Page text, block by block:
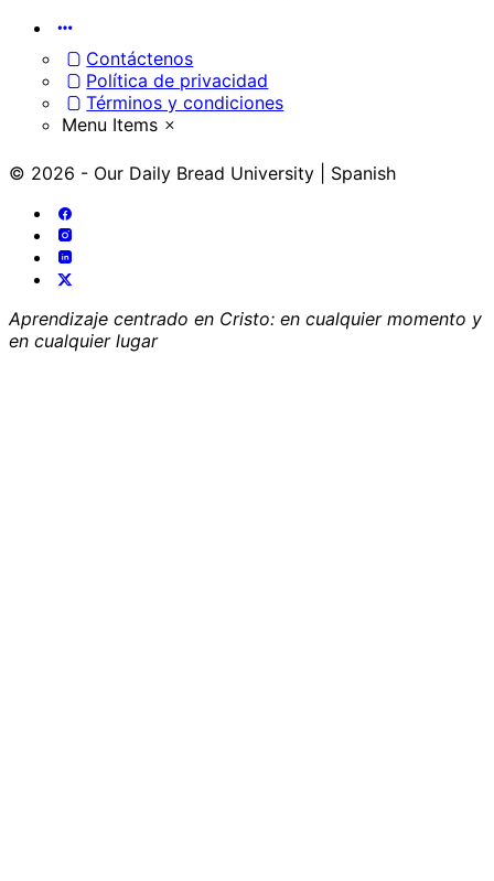
Items
Contáctenos
Política de privacidad
Términos y condiciones
Menu Items
© 2026 - Our Daily Bread University | Spanish
Aprendizaje centrado en Cristo: en cualquier momento y
en cualquier lugar